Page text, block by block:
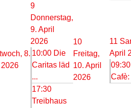
8.
9
Donnerstag,
9. April
2026
10:00 Die
Caritas läd
...
17:30
Treibhaus
10
Freitag,
10. April
2026
11
April
Cafè: